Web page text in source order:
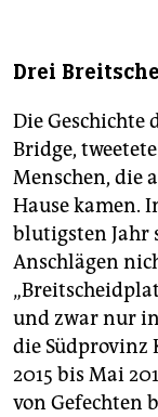
Drei
Die Geschichte
Bridge,
Menschen, die
Hause kamen.
blutigsten Jahr
Anschlägen
und zwar nur
die Südprovinz
2015 bis Mai
von Gefechten